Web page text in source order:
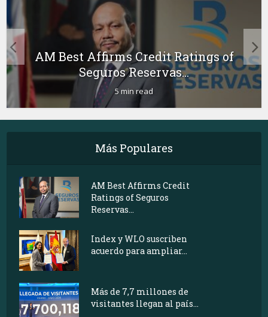
AM Best Affirms Credit Ratings of
Seguros Reservas...
5 min read
Más Populares
AM Best Affirms Credit
Ratings of Seguros
Reservas...
Index y WLO suscriben
acuerdo para ampliar...
Más de 7,7 millones de
visitantes llegan al país...